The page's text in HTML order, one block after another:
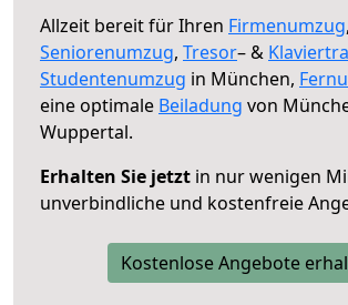
Allzeit bereit für Ihren Firmenumzug,
Seniorenumzug, Tresor– &
Studentenumzug in München,
eine optimale Beiladung von
Wuppertal.
Erhalten Sie jetzt in nur wenigen
unverbindliche und kostenfreie
Kostenlose Angebote